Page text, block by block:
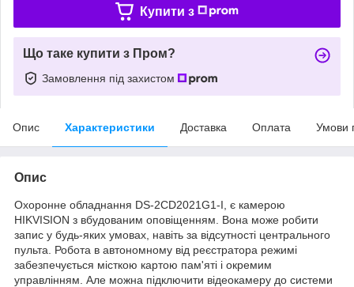
Купити з
Що таке купити з Пром?
Замовлення під захистом
Опис Характеристики Доставка Оплата Умови
Опис
Охоронне обладнання DS-2CD2021G1-I, є камерою
HIKVISION з вбудованим оповіщенням. Вона може робити
запис у будь-яких умовах, навіть за відсутності центрального
пульта. Робота в автономному від реєстратора режимі
забезпечується місткою картою пам'яті і окремим
управлінням. Але можна підключити відеокамеру до системи